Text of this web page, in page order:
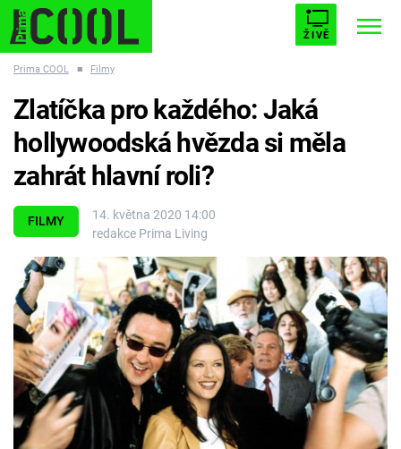
ŽIVĚ
ESCAPE PLNEJ KOTEL AVENGERS 5
Témata
Filmy
Seriály
Hry
Cool Esport
Prima COOL ■ Filmy
FILMY
14. května 2020 14:00
redakce Prima Living
Zlatíčka pro každého: Jaká
hollywoodská hvězda si měla
zahrát hlavní roli?